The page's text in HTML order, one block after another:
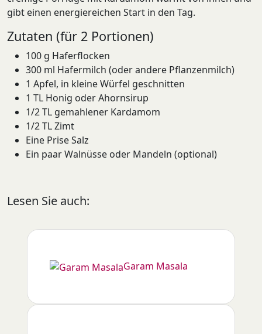
gibt einen energiereichen Start in den Tag.
Zutaten (für 2 Portionen)
100 g Haferflocken
300 ml Hafermilch (oder andere Pflanzenmilch)
1 Apfel, in kleine Würfel geschnitten
1 TL Honig oder Ahornsirup
1/2 TL gemahlener Kardamom
1/2 TL Zimt
Eine Prise Salz
Ein paar Walnüsse oder Mandeln (optional)
Lesen Sie auch:
Garam Masala